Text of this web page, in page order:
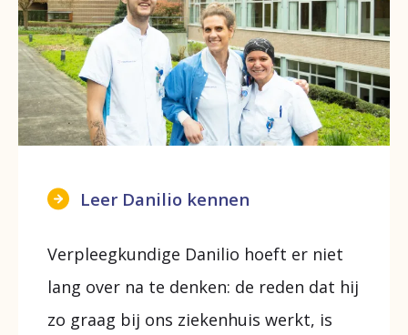
Leer Danilio kennen
Verpleegkundige Danilio hoeft er niet
lang over na te denken: de reden dat hij
zo graag bij ons ziekenhuis werkt, is